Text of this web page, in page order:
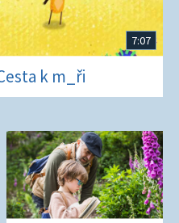
7:07
k m_ři